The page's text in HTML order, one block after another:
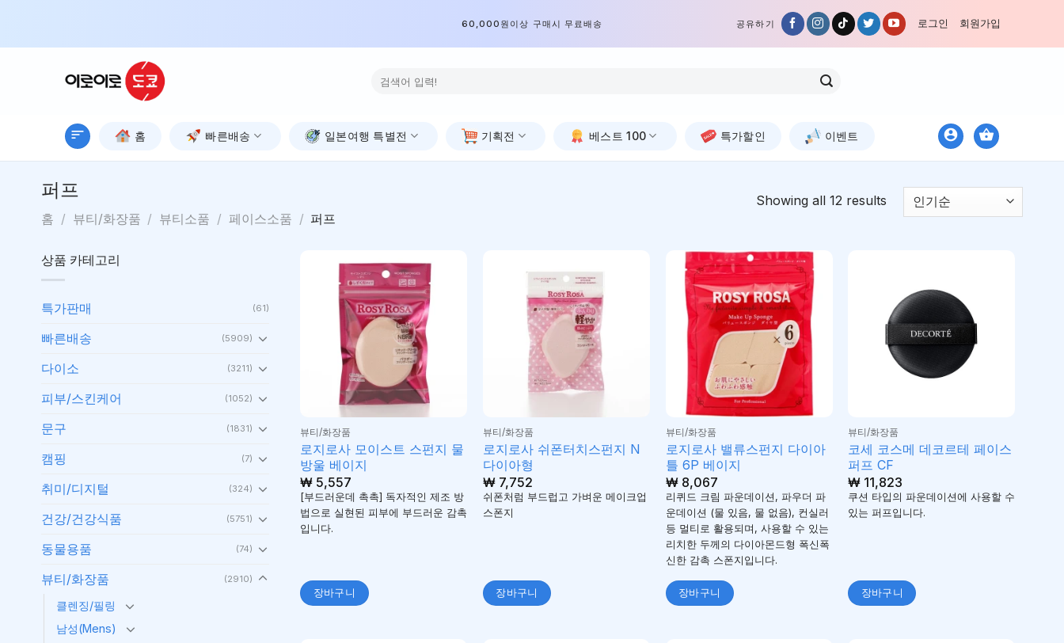
content
60,000원이상 구매시 무료배송 공유하기 로그인 회원가입
색:
홈 빠른배송 일본여행 특별전 기획전 베스트 100 특가할인 이벤트
퍼프
홈 / 뷰티/화장품 / 뷰티소품 / 페이스소품 / 퍼프
Showing all 12 results
상품 카테고리
특가판매 (61)
빠른배송 (5909)
다이소 (3211)
피부/스킨케어 (1052)
문구 (1831)
캠핑 (7)
취미/디지털 (324)
건강/건강식품 (5751)
동물용품 (74)
뷰티/화장품 (2910)
클렌징/필링
남성(Mens)
뷰티/화장품
로지로사 모이스트 스펀지 물
방울 베이지
₩ 5,557
[부드러운데 촉촉] 독자적인 제조 방
법으로 실현된 피부에 부드러운 감촉
입니다.
장바구니
뷰티/화장품
로지로사 쉬폰터치스펀지 N
다이아형
₩7,752
쉬폰처럼 부드럽고 가벼운 메이크업
스폰지
장바구니
뷰티/화장품
로지로사 밸류스펀지 다이아
틀 6P 베이지
₩8,067
리퀴드 크림 파운데이션, 파우더 파
운데이션 (물 있음, 물 없음), 컨실러
등 멀티로 활용되며, 사용할 수 있는
리치한 두께의 다이아몬드형 폭신폭
신한 감촉 스폰지입니다.
장바구니
뷰티/화장품
코세 코스메 데코르테 페이스
퍼프 CF
₩ 11,823
쿠션 타입의 파운데이션에 사용할 수
있는 퍼프입니다.
장바구니